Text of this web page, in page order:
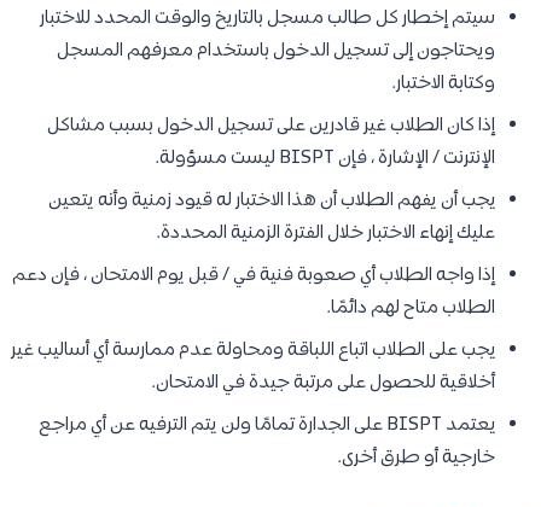
سيتم إخطار كل طالب مسجل بالتاريخ والوقت المحدد للاختبار
ويحتاجون إلى تسجيل الدخول باستخدام معرفهم المسجل
وكتابة الاختبار.
إذا كان الطلاب غير قادرين على تسجيل الدخول بسبب مشاكل
الإنترنت / الإشارة ، فإن BISPT ليست مسؤولة.
يجب أن يفهم الطلاب أن هذا الاختبار له قيود زمنية وأنه يتعين
عليك إنهاء الاختبار خلال الفترة الزمنية المحددة.
إذا واجه الطلاب أي صعوبة فنية في / قبل يوم الامتحان ، فإن دعم
الطلاب متاح لهم دائمًا.
يجب على الطلاب اتباع اللباقة ومحاولة عدم ممارسة أي أساليب غير
أخلاقية للحصول على مرتبة جيدة في الامتحان.
يعتمد BISPT على الجدارة تمامًا ولن يتم الترفيه عن أي مراجع
خارجية أو طرق أخرى.